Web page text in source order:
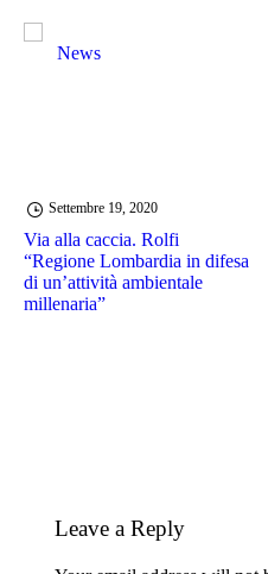
News
Settembre 19, 2020
Via alla caccia. Rolfi
“Regione Lombardia in difesa
di un’attività ambientale
millenaria”
Leave a Reply